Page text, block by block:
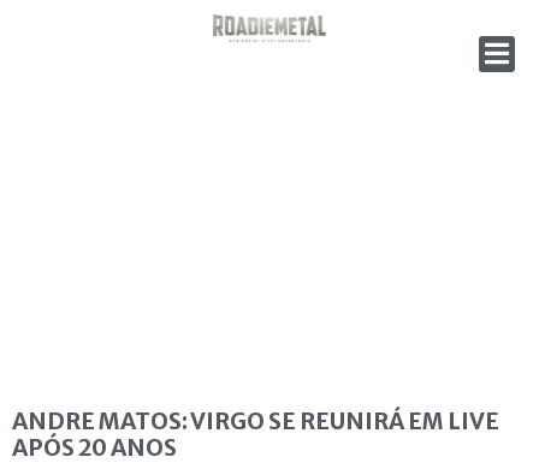
ANDRE MATOS: VIRGO SE REUNIRÁ EM LIVE
APÓS 20 ANOS